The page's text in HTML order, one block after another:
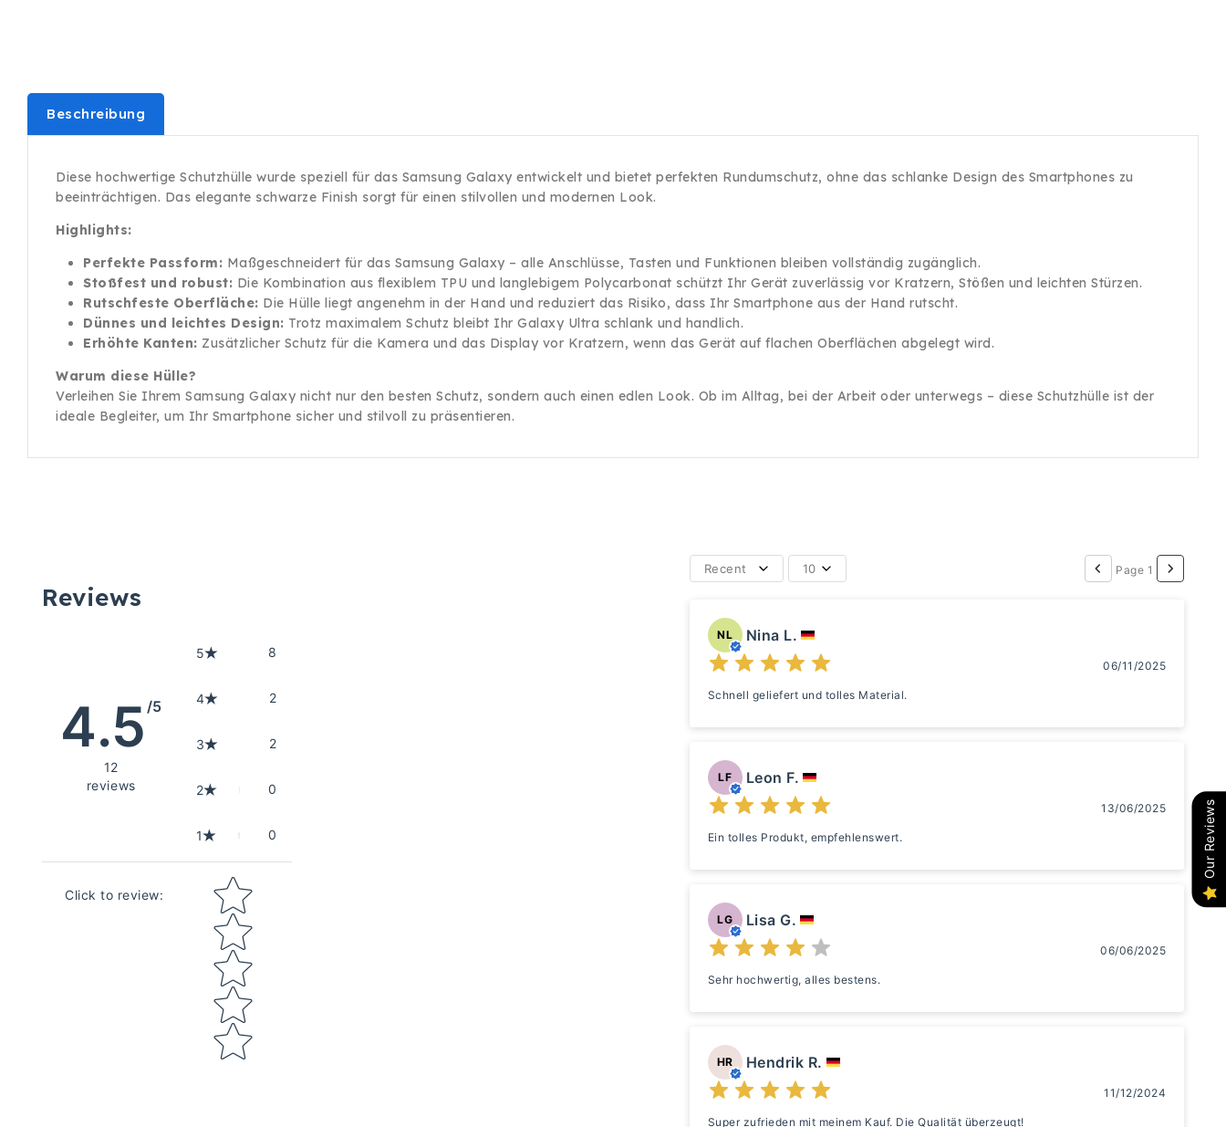
Beschreibung
Diese hochwertige Schutzhülle wurde speziell für das Samsung Galaxy entwickelt und bietet perfekten Rundumschutz, ohne das schlanke Design des Smartphones zu
beeinträchtigen. Das elegante schwarze Finish sorgt für einen stilvollen und modernen Look.
Highlights:
Perfekte Passform: Maßgeschneidert für das Samsung Galaxy – alle Anschlüsse, Tasten und Funktionen bleiben vollständig zugänglich.
Stoßfest und robust: Die Kombination aus flexiblem TPU und langlebigem Polycarbonat schützt Ihr Gerät zuverlässig vor Kratzern, Stößen und leichten Stürzen.
Rutschfeste Oberfläche: Die Hülle liegt angenehm in der Hand und reduziert das Risiko, dass Ihr Smartphone aus der Hand rutscht.
Dünnes und leichtes Design: Trotz maximalem Schutz bleibt Ihr Galaxy Ultra schlank und handlich.
Erhöhte Kanten: Zusätzlicher Schutz für die Kamera und das Display vor Kratzern, wenn das Gerät auf flachen Oberflächen abgelegt wird.
Warum diese Hülle?
Verleihen Sie Ihrem Samsung Galaxy nicht nur den besten Schutz, sondern auch einen edlen Look. Ob im Alltag, bei der Arbeit oder unterwegs – diese Schutzhülle ist der
ideale Begleiter, um Ihr Smartphone sicher und stilvoll zu präsentieren.
Reviews
4.5 /5
12
reviews
5 8
4 2
3 2
2 0
1 0
Click to review:
Star rating
Recent 10 Page 1
NL Nina L.
06/11/2025
Schnell geliefert und tolles Material.
LF Leon F.
13/06/2025
Ein tolles Produkt, empfehlenswert.
LG Lisa G.
06/06/2025
Sehr hochwertig, alles bestens.
HR Hendrik R.
11/12/2024
Super zufrieden mit meinem Kauf. Die Qualität überzeugt!
Our Reviews